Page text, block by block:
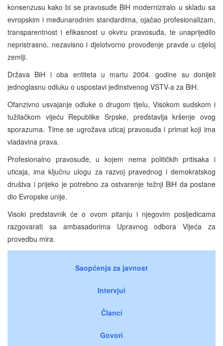
konsenzusu kako bi se pravosuđe BiH moderniziralo u skladu sa
evropskim i međunarodnim standardima, ojačao profesionalizam,
transparentnost i efikasnost u okviru pravosuđa, te unaprijedilo
nepristrasno, nezavisno i djelotvorno provođenje pravde u cijeloj
zemlji.
Država BiH i oba entiteta u martu 2004. godine su donijeli
jednoglasnu odluku o uspostavi jedinstvenog VSTV-a za BiH.
Ofanzivno usvajanje odluke o drugom tijelu, Visokom sudskom i
tužilačkom vijeću Republike Srpske, predstavlja kršenje ovog
sporazuma. Time se ugrožava uticaj pravosuđa i primat koji ima
vladavina prava.
Profesionalno pravosuđe, u kojem nema političkih pritisaka i
uticaja, ima ključnu ulogu za razvoj pravednog i demokratskog
društva i prijeko je potrebno za ostvarenje težnji BiH da postane
dio Evropske unije.
Visoki predstavnik će o ovom pitanju i njegovim posljedicama
razgovarati sa ambasadorima Upravnog odbora Vijeća za
provedbu mira.
Saopćenja za javnost
Intervjui
Članci
Govori